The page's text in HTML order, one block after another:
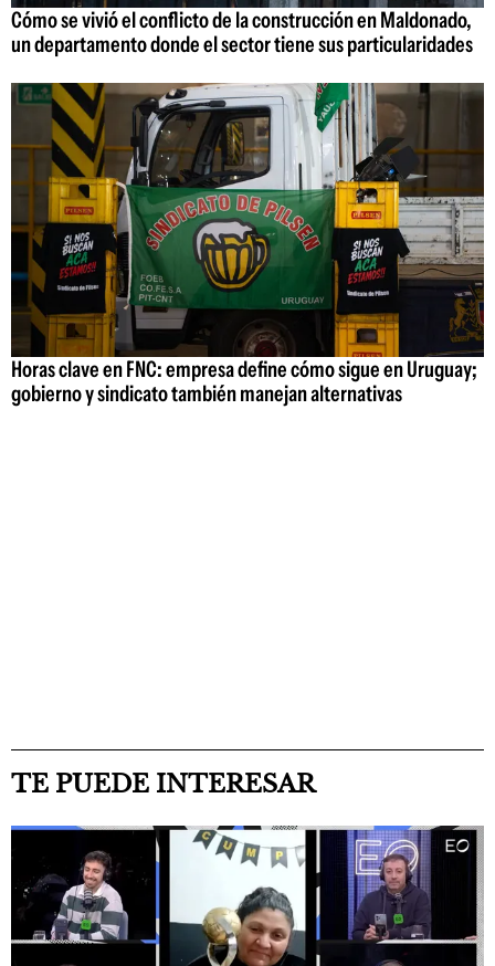
Cómo se vivió el conflicto de la construcción en Maldonado,
un departamento donde el sector tiene sus particularidades
Horas clave en FNC: empresa define cómo sigue en Uruguay;
gobierno y sindicato también manejan alternativas
TE PUEDE INTERESAR